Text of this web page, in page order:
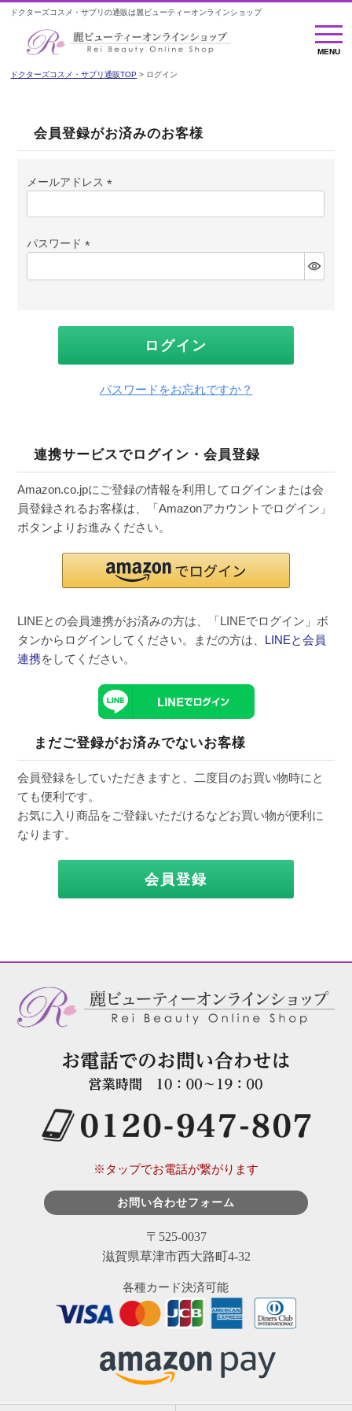
ドクターズコスメ・サプリの通販は麗ビューティーオンラインショップ
MENU
MENU
ドクターズコスメ・サプリ通販TOP ログイン
会員登録がお済みのお客様
メールアドレス
須)
パスワード
須)
ログイン
パスワードをお忘れですか？
連携サービスでログイン・会員登録
Amazon.co.jpにご登録の情報を利用してログインまたは会
員登録されるお客様は、「Amazonアカウントでログイン」
ボタンよりお進みください。
LINEとの会員連携がお済みの方は、「LINEでログイン」ボ
タンからログインしてください。まだの方は、 LINEと会員
連携をしてください。
まだご登録がお済みでないお客様
会員登録をしていただきますと、二度目のお買い物時にと
ても便利です。
お気に入り商品をご登録いただけるなどお買い物が便利に
なります。
会員登録
※タップでお電話が繋がります
お問い合わせフォーム
〒525-0037
滋賀県草津市西大路町4-32
各種カード決済可能